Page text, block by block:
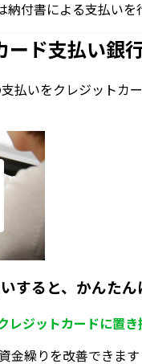
納付書による支払い
ード支払い銀
払いをクレジットカ
すると、かんた
レジットカードに置き
金繰りを改善できます